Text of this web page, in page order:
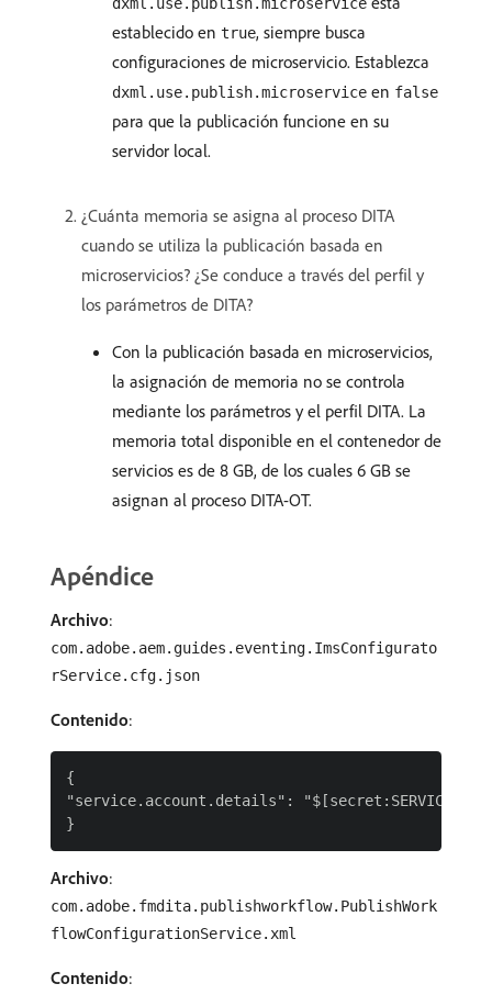
establecido en true, siempre busca
configuraciones de microservicio. Establezca
dxml.use.publish.microservice en false
para que la publicación funcione en su
servidor local.
¿Cuánta memoria se asigna al proceso DITA
cuando se utiliza la publicación basada en
microservicios? ¿Se conduce a través del perfil y
los parámetros de DITA?
Con la publicación basada en microservicios,
la asignación de memoria no se controla
mediante los parámetros y el perfil DITA. La
memoria total disponible en el contenedor de
servicios es de 8 GB, de los cuales 6 GB se
asignan al proceso DITA-OT.
Apéndice
Archivo:
com.adobe.aem.guides.eventing.ImsConfigurato
rService.cfg.json
Contenido:
{
"service.account.details":
Archivo:
com.adobe.fmdita.publishworkflow.PublishWork
flowConfigurationService.xml
Contenido: